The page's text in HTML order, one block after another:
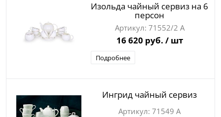
Изольда чайный сервиз на 6
персон
71552/2 А
16 620 руб. / шт
Подробнее
Ингрид чайный сервиз
71549 А